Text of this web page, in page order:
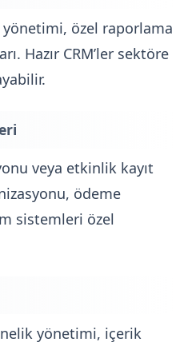
özel raporlama
Hazır CRM’ler sektöre
veya etkinlik kayıt
ödeme
sistemleri özel
yönetimi, içerik